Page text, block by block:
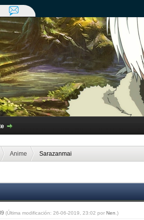
Anime Sarazanmai
(Última modificación: 26-06-2019, 23:02 porNen .)